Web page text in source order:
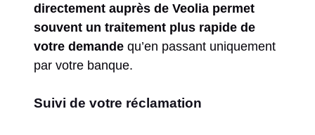
directement auprès de Veolia permet
souvent un traitement plus rapide de
votre demande qu’en passant uniquement
par votre banque.
Suivi de votre réclamation